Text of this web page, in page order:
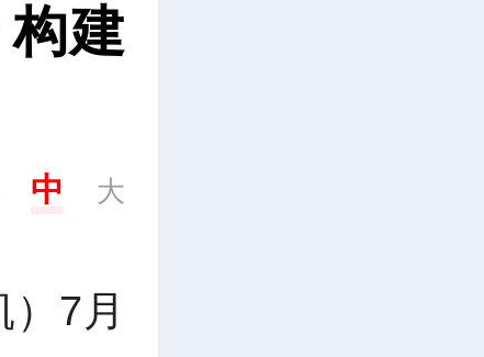
建
中 大
7月